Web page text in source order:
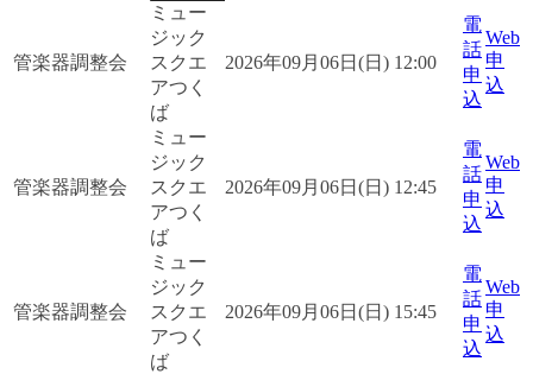
管楽器調整会
ミュー
ジック
スクエ
アつく
ば
2026年09月06日(日) 12:00
電
話
申
込
Web
申
込
管楽器調整会
ミュー
ジック
スクエ
アつく
ば
2026年09月06日(日) 12:45
電
話
申
込
Web
申
込
管楽器調整会
ミュー
ジック
スクエ
アつく
ば
2026年09月06日(日) 15:45
電
話
申
込
Web
申
込